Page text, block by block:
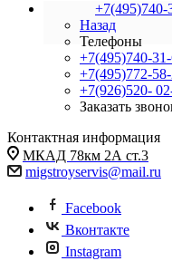
+7(495)740-
Назад
Телефоны
+7(495)740-
+7(495)772-
+7(926)520-
Заказать
Контактная информация
МКАД 78км 2А ст.3
migstroyservis@mail.ru
Facebook
Вконтакте
Instagram